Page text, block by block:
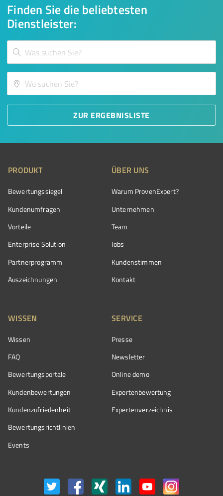
Finden Sie die beliebtesten
Dienstleister:
ZUR ERGEBNISLISTE
PRODUKT
Bewertungssiegel
Kundenumfragen
Vorteile
Enterprise Solution
Partnerprogramm
Auszeichnungen
ÜBER UNS
Warum ProvenExpert?
Unternehmen
Team
Jobs
Kundenstimmen
Kontakt
WISSEN
Wissen
FAQ
Bewertungsportale
Kundenbewertungen
Kundenzufriedenheit
Bewertungs­richtlinien
Events
SERVICE
Presse
Newsletter
Online demo
Expertenbewertung
Expertenverzeichnis